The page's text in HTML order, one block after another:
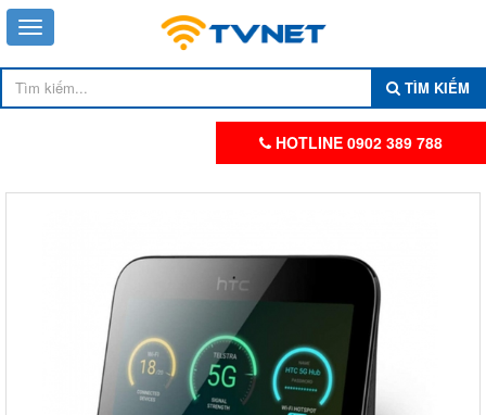
TÌM KIẾM
HOTLINE 0902 389 788